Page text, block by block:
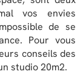
vos envies
de se
Pour vous
conseils des
studio 20m2.